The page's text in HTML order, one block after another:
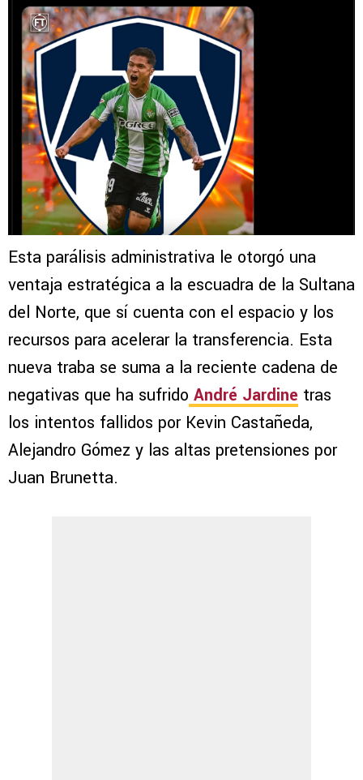
Esta parálisis administrativa le otorgó una
ventaja estratégica a la escuadra de la Sultana
del Norte, que sí cuenta con el espacio y los
recursos para acelerar la transferencia. Esta
nueva traba se suma a la reciente cadena de
negativas que ha sufrido André Jardine tras
los intentos fallidos por Kevin Castañeda,
Alejandro Gómez y las altas pretensiones por
Juan Brunetta.